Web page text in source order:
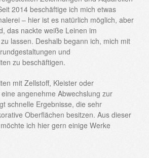
2014 beschäftige ich mich etwas
– hier ist es natürlich möglich, aber
das nackte weiße Leinen im
lassen. Deshalb begann ich, mich mit
und
zu beschäftigen.
mit Zellstoff, Kleister oder
angenehme Abwechslung zur
schnelle Ergebnisse, die sehr
Oberflächen besitzen. Aus dieser
ich hier gern einige Werke